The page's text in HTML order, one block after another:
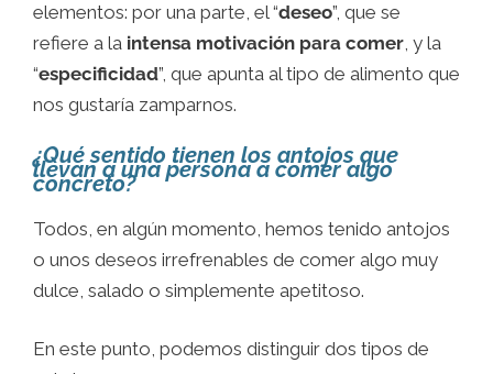
elementos: por una parte, el “deseo”, que se
refiere a la intensa motivación para comer, y la
“especificidad”, que apunta al tipo de alimento que
nos gustaría zamparnos.
¿Qué sentido tienen los antojos que
llevan a una persona a comer algo
concreto?
Todos, en algún momento, hemos tenido antojos
o unos deseos irrefrenables de comer algo muy
dulce, salado o simplemente apetitoso.
En este punto, podemos distinguir dos tipos de